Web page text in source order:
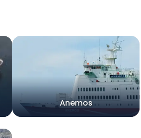
Anemos